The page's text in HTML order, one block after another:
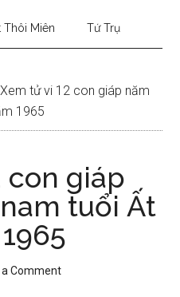
Thôi Miên Tứ Trụ
Xem tử vi 12 con giáp năm
1965
con giáp
tuổi Ất
a Comment